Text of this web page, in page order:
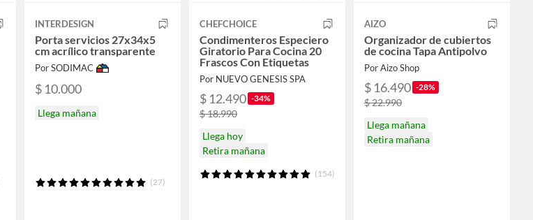
INTERDESIGN
Porta servicios 27x34x5
cm acrílico transparente
Por SODIMAC
$ 10.000
Llega mañana
(27)
CHEFCHOICE
Condimenteros Especiero
Giratorio Para Cocina 20
Frascos Con Etiquetas
Por NUEVO GENESIS SPA
$ 12.490 -34%
$ 18.990
Llega hoy
Retira mañana
(154)
AIZO
Organizador de cubiertos
de cocina Tapa Antipolvo
Por Aizo Shop
$ 16.490 -28%
$ 22.990
Llega mañana
Retira mañana